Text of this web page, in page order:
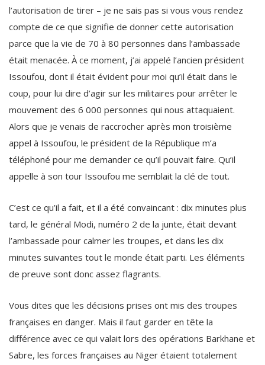
l’autorisation de tirer – je ne sais pas si vous vous rendez
compte de ce que signifie de donner cette autorisation
parce que la vie de 70 à 80 personnes dans l’ambassade
était menacée. À ce moment, j’ai appelé l’ancien président
Issoufou, dont il était évident pour moi qu’il était dans le
coup, pour lui dire d’agir sur les militaires pour arrêter le
mouvement des 6 000 personnes qui nous attaquaient.
Alors que je venais de raccrocher après mon troisième
appel à Issoufou, le président de la République m’a
téléphoné pour me demander ce qu’il pouvait faire. Qu’il
appelle à son tour Issoufou me semblait la clé de tout.
C’est ce qu’il a fait, et il a été convaincant : dix minutes plus
tard, le général Modi, numéro 2 de la junte, était devant
l’ambassade pour calmer les troupes, et dans les dix
minutes suivantes tout le monde était parti. Les éléments
de preuve sont donc assez flagrants.
Vous dites que les décisions prises ont mis des troupes
françaises en danger. Mais il faut garder en tête la
différence avec ce qui valait lors des opérations Barkhane et
Sabre, les forces françaises au Niger étaient totalement